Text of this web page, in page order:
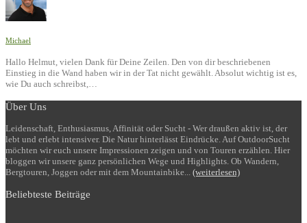
Michael
Hallo Helmut, vielen Dank für Deine Zeilen. Den von dir beschriebenen
Einstieg in die Wand haben wir in der Tat nicht gewählt. Absolut wichtig ist es,
wie Du auch schreibst,…
Über Uns
Leidenschaft, Enthusiasmus, Affinität oder Sucht - Wer draußen aktiv ist, der
lebt und erlebt intensiver. Die Natur hinterlässt Eindrücke. Auf OutdoorSucht
möchten wir euch unsere Impressionen zeigen und von Touren erzählen. Hier
bloggen wir unsere ganz persönlichen Wege und Highlights. Ob Wandern,
Bergtouren, Joggen oder mit dem Mountainbike... (weiterlesen)
Beliebteste Beiträge